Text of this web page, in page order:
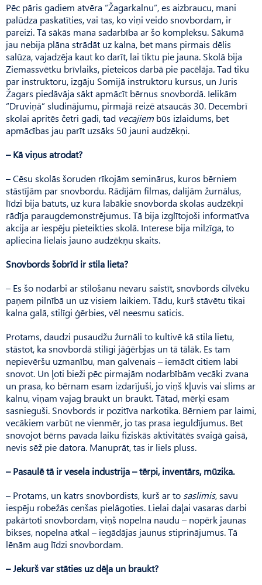
Pēc pāris gadiem atvēra “Žagarkalnu”, es aizbraucu, mani
palūdza paskatīties, vai tas, ko viņi veido snovbordam, ir
pareizi. Tā sākās mana sadarbība ar šo kompleksu. Sākumā
jau nebija plāna strādāt uz kalna, bet mans pirmais dēlis
salūza, vajadzēja kaut ko darīt, lai tiktu pie jauna. Skolā bija
Ziemassvētku brīvlaiks, pieteicos darbā pie pacēlāja. Tad tiku
par instruktoru, izgāju Somijā instruktoru kursus, un Juris
Žagars piedāvāja sākt apmācīt bērnus snovbordā. Ielikām
“Druviņā” sludinājumu, pirmajā reizē atsaucās 30. Decembrī
skolai apritēs četri gadi, tad vecajiem būs izlaidums, bet
apmācības jau parīt uzsāks 50 jauni audzēkņi.
– Kā viņus atrodat?
– Cēsu skolās šoruden rīkojām seminārus, kuros bērniem
stāstījām par snovbordu. Rādījām filmas, dalījām žurnālus,
līdzi bija batuts, uz kura labākie snovborda skolas audzēkņi
rādīja paraugdemonstrējumus. Tā bija izglītojoši informatīva
akcija ar iespēju pieteikties skolā. Interese bija milzīga, to
apliecina lielais jauno audzēkņu skaits.
Snovbords šobrīd ir stila lieta?
– Es šo nodarbi ar stilošanu nevaru saistīt, snovbords cilvēku
paņem pilnībā un uz visiem laikiem. Tādu, kurš stāvētu tikai
kalna galā, stilīgi ģērbies, vēl neesmu saticis.
Protams, daudzi pusaudžu žurnāli to kultivē kā stila lietu,
stāstot, ka snovbordā stilīgi jāģērbjas un tā tālāk. Es tam
nepievēršu uzmanību, man galvenais – iemācīt citiem labi
snovot. Un ļoti bieži pēc pirmajām nodarbībām vecāki zvana
un prasa, ko bērnam esam izdarījuši, jo viņš kļuvis vai slims ar
kalnu, viņam vajag braukt un braukt. Tātad, mērķi esam
sasnieguši. Snovbords ir pozitīva narkotika. Bērniem par laimi,
vecākiem varbūt ne vienmēr, jo tas prasa ieguldījumus. Bet
snovojot bērns pavada laiku fiziskās aktivitātēs svaigā gaisā,
nevis sēž pie datora. Manuprāt, tas ir liels pluss.
– Pasaulē tā ir vesela industrija – tērpi, inventārs, mūzika.
– Protams, un katrs snovbordists, kurš ar to saslimis, savu
iespēju robežās cenšas pielāgoties. Lielai daļai vasaras darbi
pakārtoti snovbordam, viņš nopelna naudu – nopērk jaunas
bikses, nopelna atkal – iegādājas jaunus stiprinājumus. Tā
lēnām aug līdzi snovbordam.
– Jekurš var stāties uz dēļa un braukt?